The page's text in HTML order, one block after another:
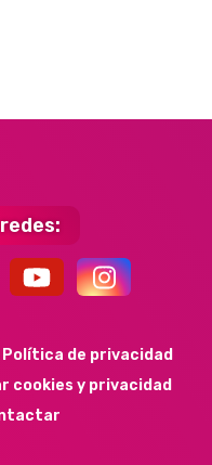
Política de privacidad
cookies y privacidad